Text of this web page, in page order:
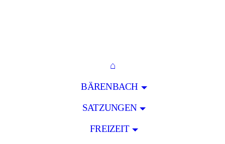
⌂
BÄRENBACH
SATZUNGEN
FREIZEIT